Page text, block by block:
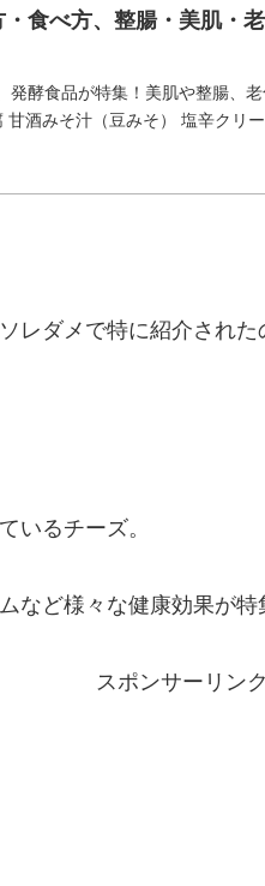
食べ方、整腸・美肌・
発酵食品が特集！美肌や整腸、
酒みそ汁（豆みそ） 塩辛クリ
介されています。そこで今回は
レダメで特に紹介され
いるチーズ。
など様々な健康効果が
スポンサーリンク